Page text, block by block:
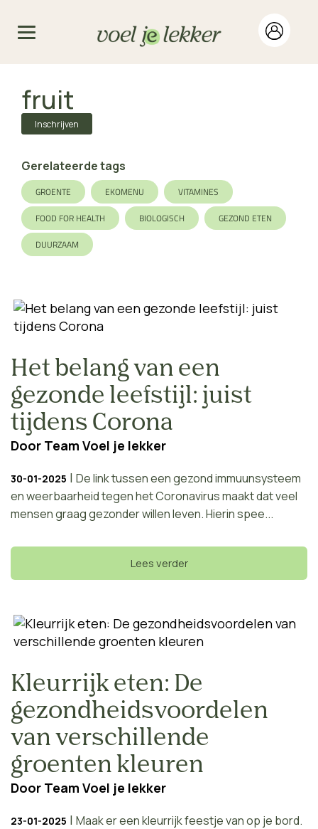
fruit
Inschrijven
Gerelateerde tags
GROENTE EKOMENU
VITAMINES
FOOD FOR HEALTH
BIOLOGISCH
GEZOND ETEN
DUURZAAM
Het belang van een
gezonde leefstijl: juist
tijdens Corona
Door Team Voel je lekker
30-01-2025 | De link tussen een gezond immuunsysteem
en weerbaarheid tegen het Coronavirus maakt dat veel
mensen graag gezonder willen leven. Hierin spee...
Lees verder
Kleurrijk eten: De
gezondheidsvoordelen
van verschillende
groenten kleuren
Door Team Voel je lekker
23-01-2025 | Maak er een kleurrijk feestje van op je bord.